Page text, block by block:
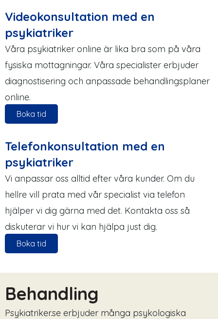
Videokonsultation med en
psykiatriker
Våra psykiatriker online är lika bra som på våra
fysiska mottagningar. Våra specialister erbjuder
diagnostisering och anpassade behandlingsplaner
online.
Boka tid
Telefonkonsultation med en
psykiatriker
Vi anpassar oss alltid efter våra kunder. Om du
hellre vill prata med vår specialist via telefon
hjälper vi dig gärna med det. Kontakta oss så
diskuterar vi hur vi kan hjälpa just dig.
Boka tid
Behandling
Psykiatriker.se erbjuder många psykologiska